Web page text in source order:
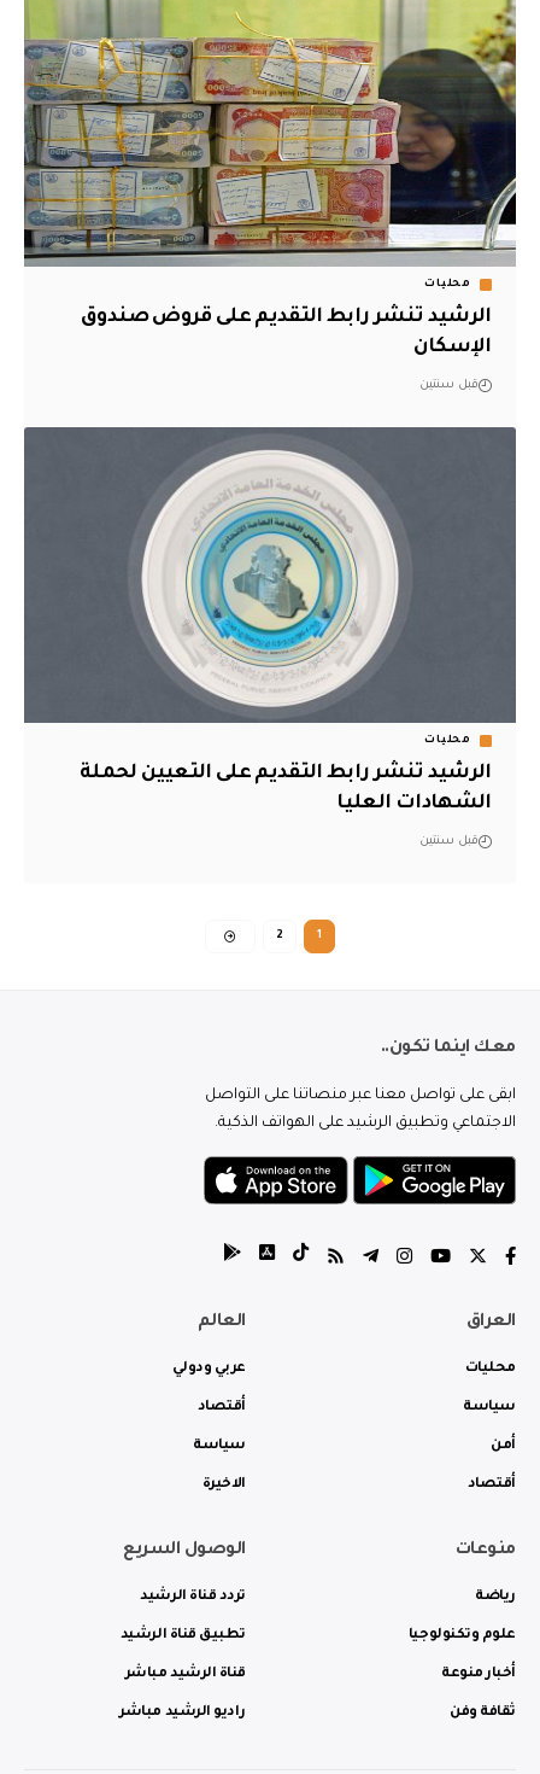
محليات
الرشيد تنشر رابط التقديم على قروض صندوق
الإسكان
قبل سنتين
محليات
الرشيد تنشر رابط التقديم على التعيين لحملة
الشهادات العليا
قبل سنتين
1
2
معك اينما تكون..
ابقى على تواصل معنا عبر منصاتنا على التواصل
الاجتماعي وتطبيق الرشيد على الهواتف الذكية.
العراق
محليات
سياسة
أمن
أقتصاد
العالم
عربي ودولي
أقتصاد
سياسة
الاخيرة
منوعات
رياضة
علوم وتكنولوجيا
أخبار منوعة
ثقافة وفن
الوصول السريع
تردد قناة الرشيد
تطبيق قناة الرشيد
قناة الرشيد مباشر
راديو الرشيد مباشر